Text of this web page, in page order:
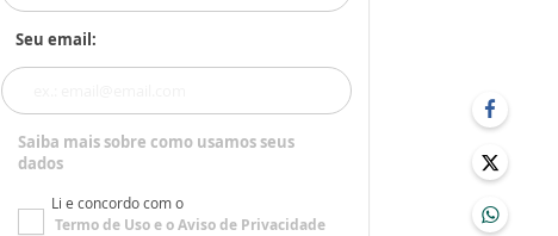
Seu email:
Saiba mais sobre como usamos seus
dados
Li e concordo com o
Termo de Usoe oAviso de Privacidade